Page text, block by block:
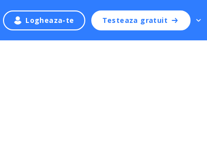
Logheaza-te Testeaza gratuit